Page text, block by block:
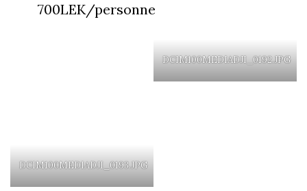
700LEK/personne
DCIM100MEDIADJI_0192.JPG
DCIM100MEDIADJI_0193.JPG